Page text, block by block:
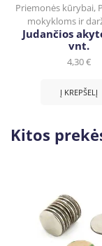
Priemonės kūrybai,
mokykloms ir
Judančios
vnt.
4,30€
Į KREPŠELĮ
Kitos